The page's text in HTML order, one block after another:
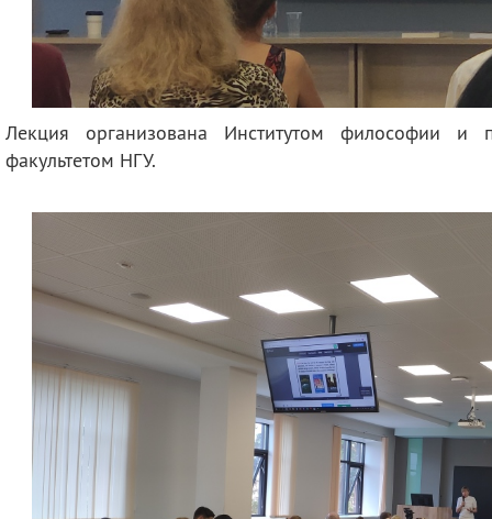
Лекция организована Институтом философии и
факультетом НГУ.